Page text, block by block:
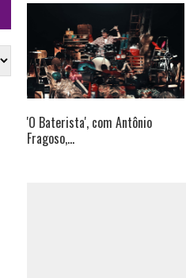
'O Baterista', com Antônio
Fragoso,...